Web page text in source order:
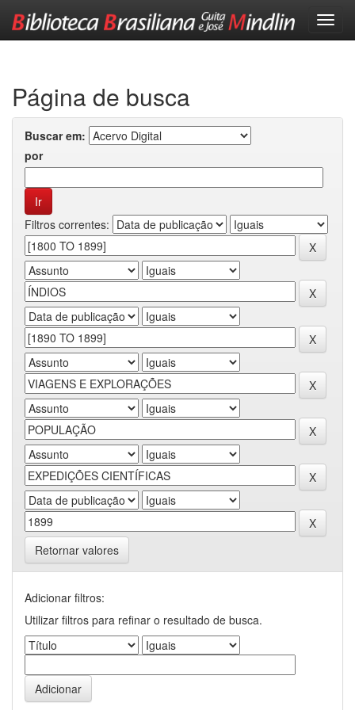
Página de busca
Buscar em:
por
Filtros correntes:
Retornar valores
Adicionar filtros:
Utilizar filtros para refinar o resultado de busca.